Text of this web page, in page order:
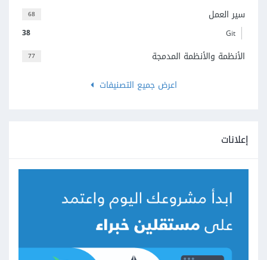
68 سير العمل
38 Git
77
الأنظمة والأنظمة المدمجة
اعرض جميع التصنيفات
إعلانات